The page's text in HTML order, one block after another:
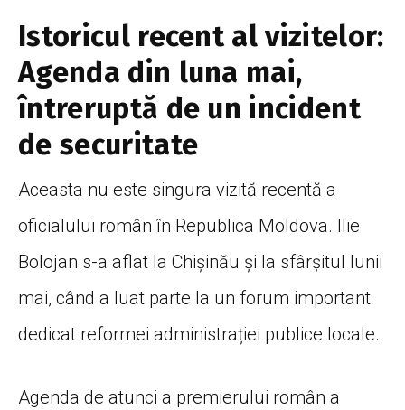
Istoricul recent al vizitelor:
Agenda din luna mai,
întreruptă de un incident
de securitate
Aceasta nu este singura vizită recentă a
oficialului român în Republica Moldova. Ilie
Bolojan s-a aflat la Chișinău și la sfârșitul lunii
mai, când a luat parte la un forum important
dedicat reformei administrației publice locale.
Agenda de atunci a premierului român a